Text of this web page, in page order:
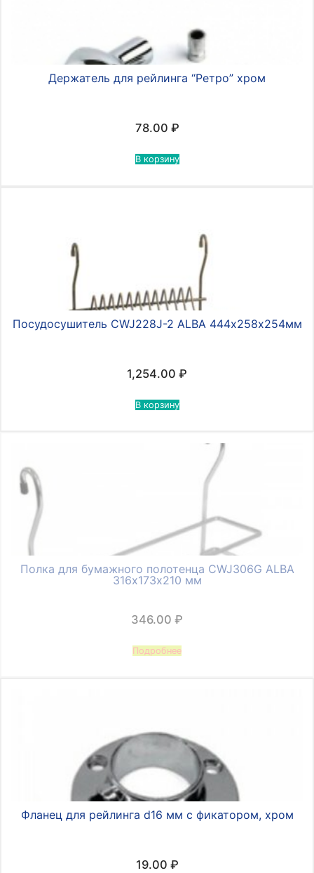
Держатель для рейлинга “Ретро” хром
78.00 ₽
В корзину
Посудосушитель CWJ228J-2 ALBA 444х258х254мм
1,254.00 ₽
В корзину
Полка для бумажного полотенца CWJ306G ALBA
316х173х210 мм
346.00 ₽
Подробнее
Фланец для рейлинга d16 мм с фикатором, хром
19.00 ₽